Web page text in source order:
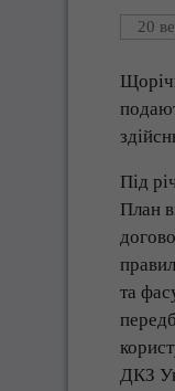
20
Під
План
та
ДКЗ